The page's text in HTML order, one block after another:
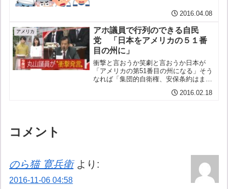
2016.04.08
アメリカ
アホ議員で行列のできる自民
党 「日本をアメリカの５１番
目の州に」
衝撃と言おうか笑劇と言おうか日本が
「アメリカの第51番目の州になる」そう
なれば「集団的自衛権、安保条約はまっ
動できる」と言うのだ。 ←クリック！
2016.02.18
コメント
のら猫 寛兵衛 より:
2016-11-06 04:58